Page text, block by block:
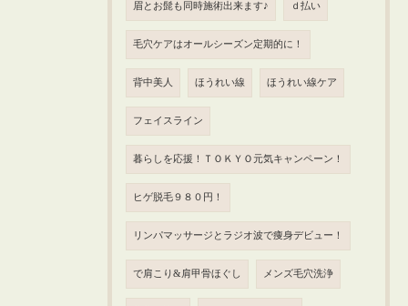
眉とお髭も同時施術出来ます♪ ｄ払い
毛穴ケアはオールシーズン定期的に！
背中美人 ほうれい線 ほうれい線ケア
フェイスライン
暮らしを応援！ＴＯＫＹＯ元気キャンペーン！
ヒゲ脱毛９８０円！
リンパマッサージとラジオ波で痩身デビュー！
で肩こり&肩甲骨ほぐし メンズ毛穴洗浄